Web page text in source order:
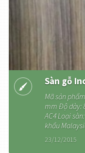
Sàn gỗ
Mã sản
mm Ðộ dày:
AC4 Loại
khẩu
23/12/2015